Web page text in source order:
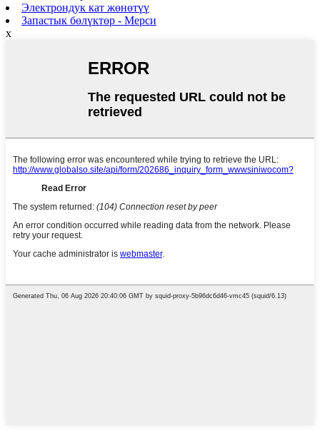
Электрондук кат жөнөтүү
Запастык бөлүктөр - Мерси
x